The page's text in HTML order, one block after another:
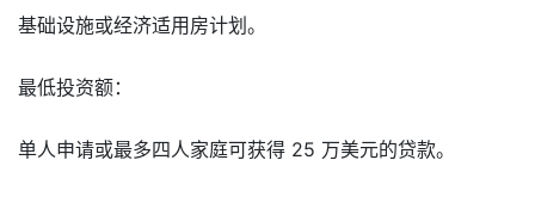
基础设施或经济适用房计划。
最低投资额：
单人申请或最多四人家庭可获得 25 万美元的贷款。